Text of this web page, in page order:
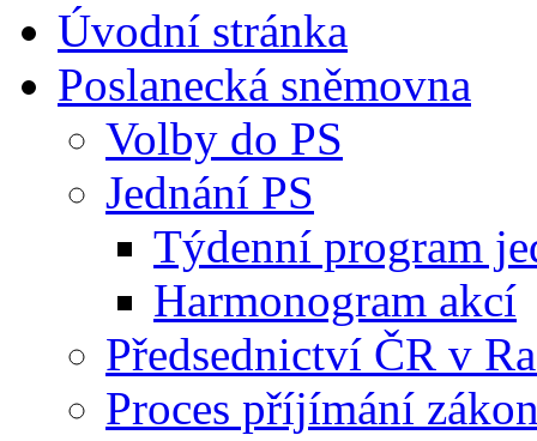
Úvodní stránka
Poslanecká sněmovna
Volby do PS
Jednání PS
Týdenní program
Harmonogram akcí
Předsednictví ČR v
Proces příjímání